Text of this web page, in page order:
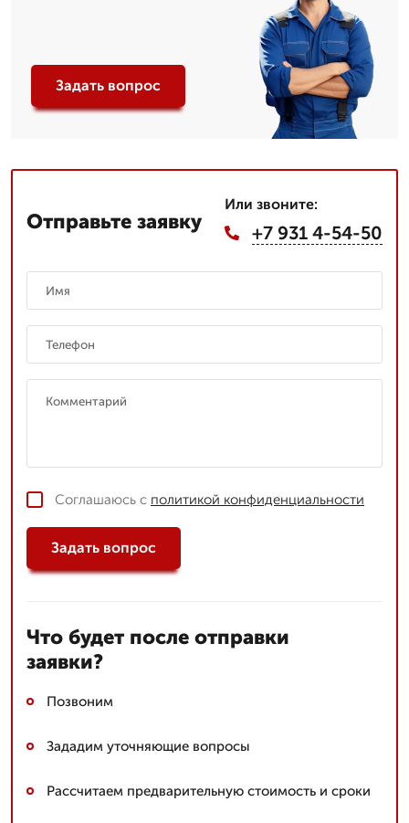
Задать вопрос
Отправьте заявку
Или звоните:
+7 931 4-54-50
Соглашаюсь с политикой конфиденциальности
Задать вопрос
Что будет после отправки
заявки?
Позвоним
Зададим уточняющие вопросы
Рассчитаем предварительную стоимость и сроки